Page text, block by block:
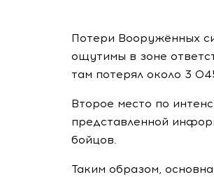
Потери Вооружённых
ощутимы в зоне
там потерял около 3
Второе место по
представленной
бойцов.
Таким образом,